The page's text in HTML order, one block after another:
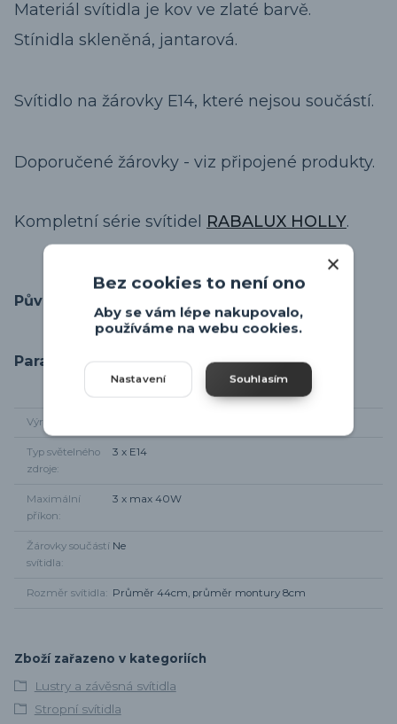
Materiál svítidla je kov ve zlaté barvě.
Stínidla skleněná, jantarová.
Svítidlo na žárovky E14, které nejsou součástí.
Doporučené žárovky - viz připojené produkty.
Kompletní série svítidel RABALUX HOLLY.
Původ zboží
Parametry
Výrobce
Typ světelného
zdroje
3 x E14
Maximální
příkon
3 x max 40W
Žárovky součástí
svítidla
Ne
Rozměr svítidla Průměr 44cm, průměr montury 8cm
Zboží zařazeno v kategoriích
Lustry a závěsná svítidla
Stropní svítidla
Bez cookies to není ono
Aby se vám lépe nakupovalo,
používáme na webu cookies.
Nastavení Souhlasím